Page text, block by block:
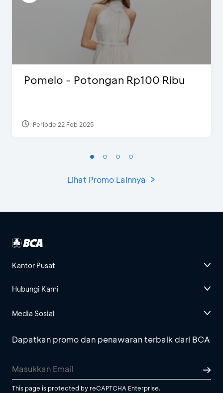
Pomelo - Potongan Rp100 Ribu
Periode 22 Feb 2025
Lihat Promo Lainnya
Kantor Pusat
Hubungi Kami
Media Sosial
Dapatkan promo dan penawaran terbaik dari BCA
This page is protected by reCAPTCHA Enterprise.